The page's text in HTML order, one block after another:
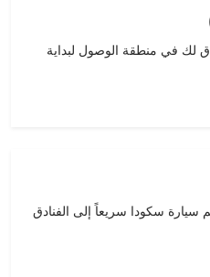
لك في منطقة الوصول لبداية
سيارة سكودا سريعاً إلى الفنادق